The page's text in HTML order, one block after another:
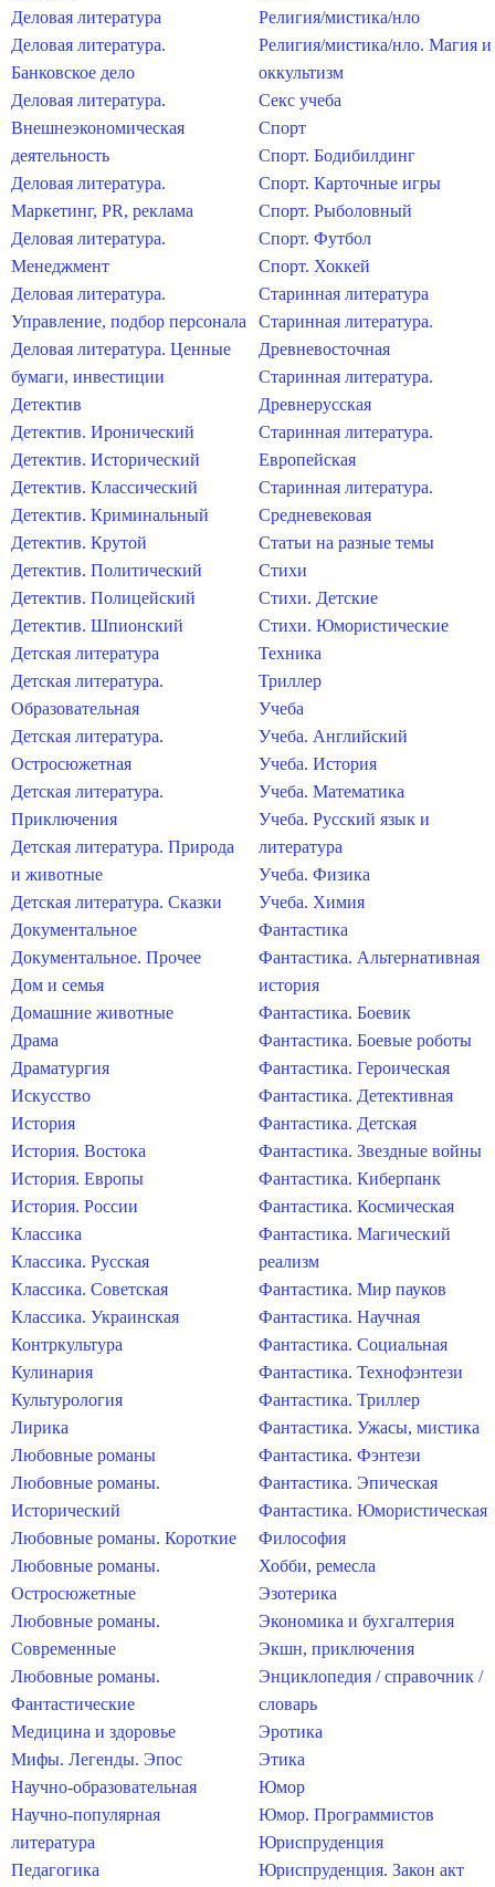
Деловая литература
Деловая литература.
Банковское дело
Деловая литература.
Внешнеэкономическая
деятельность
Деловая литература.
Маркетинг, PR, реклама
Деловая литература.
Менеджмент
Деловая литература.
Управление, подбор персонала
Деловая литература. Ценные
бумаги, инвестиции
Детектив
Детектив. Иронический
Детектив. Исторический
Детектив. Классический
Детектив. Криминальный
Детектив. Крутой
Детектив. Политический
Детектив. Полицейский
Детектив. Шпионский
Детская литература
Детская литература.
Образовательная
Детская литература.
Остросюжетная
Детская литература.
Приключения
Детская литература. Природа
и животные
Детская литература. Сказки
Документальное
Документальное. Прочее
Дом и семья
Домашние животные
Драма
Драматургия
Искусство
История
История. Востока
История. Европы
История. России
Классика
Классика. Русская
Классика. Советская
Классика. Украинская
Контркультура
Кулинария
Культурология
Лирика
Любовные романы
Любовные романы.
Исторический
Любовные романы. Короткие
Любовные романы.
Остросюжетные
Любовные романы.
Современные
Любовные романы.
Фантастические
Медицина и здоровье
Мифы. Легенды. Эпос
Научно-образовательная
Научно-популярная
литература
Педагогика
Религия/мистика/нло
Религия/мистика/нло. Магия и
оккультизм
Секс учеба
Спорт
Спорт. Бодибилдинг
Спорт. Карточные игры
Спорт. Рыболовный
Спорт. Футбол
Спорт. Хоккей
Старинная литература
Старинная литература.
Древневосточная
Старинная литература.
Древнерусская
Старинная литература.
Европейская
Старинная литература.
Средневековая
Статьи на разные темы
Стихи
Стихи. Детские
Стихи. Юмористические
Техника
Триллер
Учеба
Учеба. Английский
Учеба. История
Учеба. Математика
Учеба. Русский язык и
литература
Учеба. Физика
Учеба. Химия
Фантастика
Фантастика. Альтернативная
история
Фантастика. Боевик
Фантастика. Боевые роботы
Фантастика. Героическая
Фантастика. Детективная
Фантастика. Детская
Фантастика. Звездные войны
Фантастика. Киберпанк
Фантастика. Космическая
Фантастика. Магический
реализм
Фантастика. Мир пауков
Фантастика. Научная
Фантастика. Социальная
Фантастика. Технофэнтези
Фантастика. Триллер
Фантастика. Ужасы, мистика
Фантастика. Фэнтези
Фантастика. Эпическая
Фантастика. Юмористическая
Философия
Хобби, ремесла
Эзотерика
Экономика и бухгалтерия
Экшн, приключения
Энциклопедия / справочник /
словарь
Эротика
Этика
Юмор
Юмор. Программистов
Юриспруденция
Юриспруденция. Закон акт